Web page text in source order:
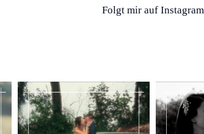
Folgt mir auf Instagram